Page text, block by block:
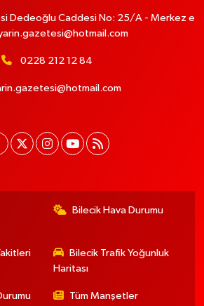
Dedeoğlu Caddesi No: 25/A - Merkez e
0228 212 12 84
Bilecik Hava Durumu
Bilecik Trafik Yoğunluk
Haritası
Tüm Manşetler